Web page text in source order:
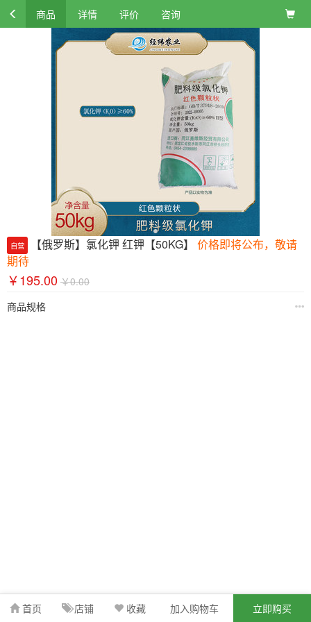
商品 详情 评价 咨询
自营 【俄罗斯】氯化钾 红钾【50KG】 价格即将公布，敬请
期待
￥195.00 ￥0.00
商品规格
首页 店铺 收藏 加入购物车 立即购买